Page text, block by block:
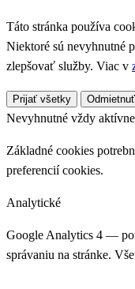
Táto stránka používa
Niektoré sú nevyhnutné
zlepšovať služby. Viac v
Prijať všetky
Nevyhnutné vždy aktívne
Základné cookies
preferencií cookies.
Analytické
Google Analytics 4 —
správaniu na stránke.